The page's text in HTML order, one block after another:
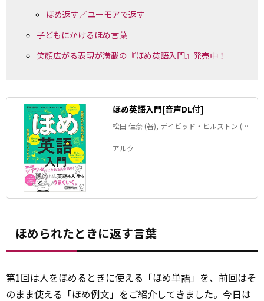
ほめ返す／ユーモアで返す
子どもにかけるほめ言葉
笑顔広がる表現が満載の『ほめ英語入門』発売中！
ほめ英語入門[音声DL付]
松田 佳奈 (著), デイビッド・ヒルストン (監
アルク
ほめられたときに返す言葉
第1回は人をほめるときに使える「ほめ単語」を、前回はそ
のまま使える「ほめ例文」をご紹介してきました。今日は